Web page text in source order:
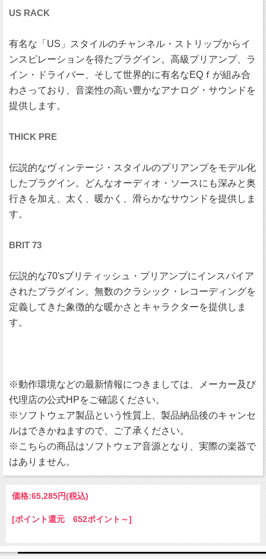
US RACK
有名な「US」スタイルのチャンネル・ストリップからイ
ンスピレーションを得たプラグイン。高級プリアンプ、ラ
イン・ドライバー、そして世界的に有名なEQｆが組み合
わさっており、音楽性の高い豊かなアナログ・サウンドを
提供します。
THICK PRE
伝説的なヴィンテージ・スタイルのプリアンプをモデル化
したプラグイン。どんなオーディオ・ソースにも深みと奥
行きを加え、太く、暖かく、滑らかなサウンドを提供しま
す。
BRIT 73
伝説的な70'sブリティッシュ・プリアンプにインスパイア
されたプラグイン。無数のクラシック・レコーディングを
定義してきた象徴的な暖かさとキャラクターを提供しま
す。
※動作環境などの最新情報につきましては、メーカー及び
代理店の公式HPをご確認ください。
※ソフトウェア製品という性質上、製品納品後のキャンセ
ルはできかねますので、ご了承ください。
※こちらの商品はソフトウェア音源となり、実際の楽器で
はありません。
価格:65,285円(税込)
[ポイント還元 652ポイント～]